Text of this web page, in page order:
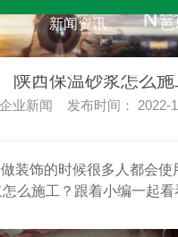
新闻资讯 芭
陕西保温砂浆怎么施工
企业新闻 发布时间：
装饰的时候很多人都会使用
么施工？跟着小编一起看看吧